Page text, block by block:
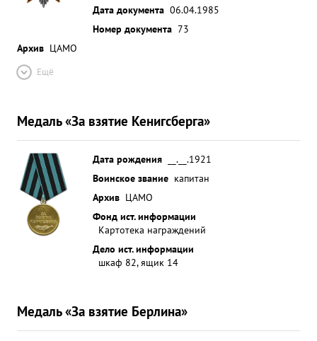
Дата документа 06.04.1985
Номер документа 73
Архив ЦАМО
Ещё
Медаль «За взятие Кенигсберга»
Дата рождения
__.__.1921
Воинское звание капитан
Архив ЦАМО
Фонд ист. информации
Картотека награждений
Дело ист. информации
шкаф 82, ящик 14
Медаль «За взятие Берлина»